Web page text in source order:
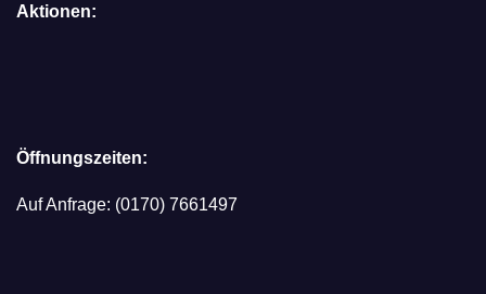
Aktionen:
Öffnungszeiten:
Auf Anfrage: (0170) 7661497